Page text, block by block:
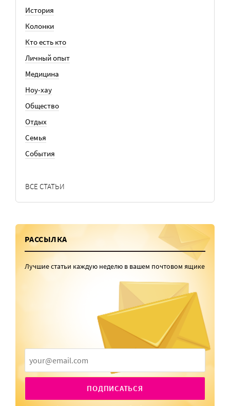
История
Колонки
Кто есть кто
Личный опыт
Медицина
Ноу-хау
Общество
Отдых
Семья
События
ВСЕ СТАТЬИ
РАССЫЛКА
Лучшие статьи каждую неделю в вашем почтовом ящике
ПОДПИСАТЬСЯ